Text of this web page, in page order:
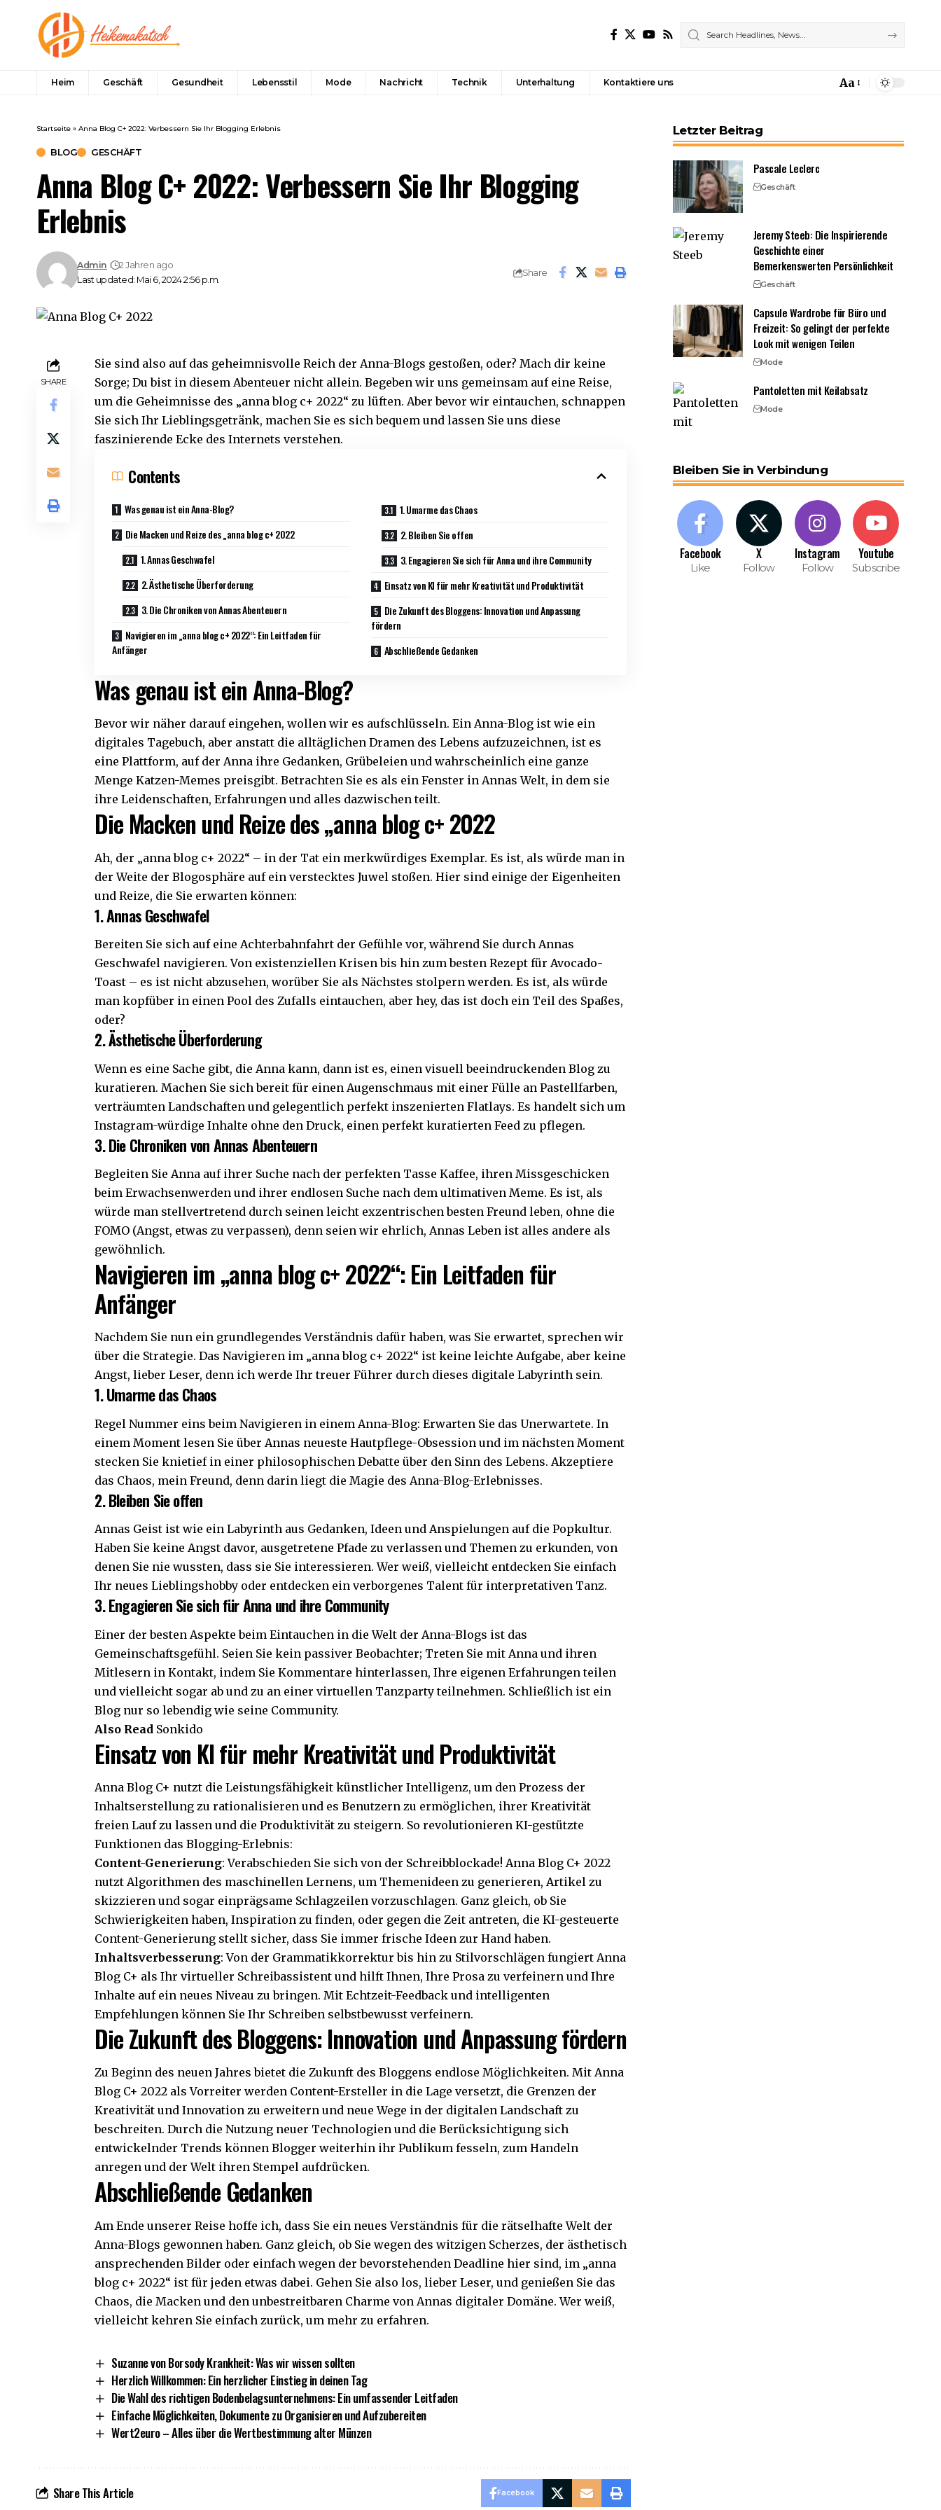
Heim Geschäft Gesundheit Lebensstil Mode Nachricht Technik Unterhaltung Kontaktiere uns
Font
Aa
Startseite » Anna Blog C+ 2022: Verbessern Sie Ihr Blogging Erlebnis
BLOG GESCHÄFT
Anna Blog C+ 2022: Verbessern Sie Ihr Blogging
Erlebnis
Last updated: Mai 6, 2024 2:56 p.m.
Admin 2 Jahren ago
Share
SHARE
Sie sind also auf das geheimnisvolle Reich der Anna-Blogs gestoßen, oder? Mach dir keine
Sorge; Du bist in diesem Abenteuer nicht allein. Begeben wir uns gemeinsam auf eine Reise,
um die Geheimnisse des „anna blog c+ 2022“ zu lüften. Aber bevor wir eintauchen, schnappen
Sie sich Ihr Lieblingsgetränk, machen Sie es sich bequem und lassen Sie uns diese
faszinierende Ecke des Internets verstehen.
Contents
Was genau ist ein Anna-Blog?
Die Macken und Reize des „anna blog c+ 2022
1. Annas Geschwafel
2. Ästhetische Überforderung
3. Die Chroniken von Annas Abenteuern
Navigieren im „anna blog c+ 2022“: Ein Leitfaden für
Anfänger
1. Umarme das Chaos
2. Bleiben Sie offen
3. Engagieren Sie sich für Anna und ihre Community
Einsatz von KI für mehr Kreativität und Produktivität
Die Zukunft des Bloggens: Innovation und Anpassung
fördern
Abschließende Gedanken
Was genau ist ein Anna-Blog?
Bevor wir näher darauf eingehen, wollen wir es aufschlüsseln. Ein Anna-Blog ist wie ein
digitales Tagebuch, aber anstatt die alltäglichen Dramen des Lebens aufzuzeichnen, ist es
eine Plattform, auf der Anna ihre Gedanken, Grübeleien und wahrscheinlich eine ganze
Menge Katzen-Memes preisgibt. Betrachten Sie es als ein Fenster in Annas Welt, in dem sie
ihre Leidenschaften, Erfahrungen und alles dazwischen teilt.
Die Macken und Reize des „anna blog c+ 2022
Ah, der „anna blog c+ 2022“ – in der Tat ein merkwürdiges Exemplar. Es ist, als würde man in
der Weite der Blogosphäre auf ein verstecktes Juwel stoßen. Hier sind einige der Eigenheiten
und Reize, die Sie erwarten können:
1. Annas Geschwafel
Bereiten Sie sich auf eine Achterbahnfahrt der Gefühle vor, während Sie durch Annas
Geschwafel navigieren. Von existenziellen Krisen bis hin zum besten Rezept für Avocado-
Toast – es ist nicht abzusehen, worüber Sie als Nächstes stolpern werden. Es ist, als würde
man kopfüber in einen Pool des Zufalls eintauchen, aber hey, das ist doch ein Teil des Spaßes,
oder?
2. Ästhetische Überforderung
Wenn es eine Sache gibt, die Anna kann, dann ist es, einen visuell beeindruckenden Blog zu
kuratieren. Machen Sie sich bereit für einen Augenschmaus mit einer Fülle an Pastellfarben,
verträumten Landschaften und gelegentlich perfekt inszenierten Flatlays. Es handelt sich um
Instagram-würdige Inhalte ohne den Druck, einen perfekt kuratierten Feed zu pflegen.
3. Die Chroniken von Annas Abenteuern
Begleiten Sie Anna auf ihrer Suche nach der perfekten Tasse Kaffee, ihren Missgeschicken
beim Erwachsenwerden und ihrer endlosen Suche nach dem ultimativen Meme. Es ist, als
würde man stellvertretend durch seinen leicht exzentrischen besten Freund leben, ohne die
FOMO (Angst, etwas zu verpassen), denn seien wir ehrlich, Annas Leben ist alles andere als
gewöhnlich.
Navigieren im „anna blog c+ 2022“: Ein Leitfaden für
Anfänger
Nachdem Sie nun ein grundlegendes Verständnis dafür haben, was Sie erwartet, sprechen wir
über die Strategie. Das Navigieren im „anna blog c+ 2022“ ist keine leichte Aufgabe, aber keine
Angst, lieber Leser, denn ich werde Ihr treuer Führer durch dieses digitale Labyrinth sein.
1. Umarme das Chaos
Regel Nummer eins beim Navigieren in einem Anna-Blog: Erwarten Sie das Unerwartete. In
einem Moment lesen Sie über Annas neueste Hautpflege-Obsession und im nächsten Moment
stecken Sie knietief in einer philosophischen Debatte über den Sinn des Lebens. Akzeptiere
das Chaos, mein Freund, denn darin liegt die Magie des Anna-Blog-Erlebnisses.
2. Bleiben Sie offen
Annas Geist ist wie ein Labyrinth aus Gedanken, Ideen und Anspielungen auf die Popkultur.
Haben Sie keine Angst davor, ausgetretene Pfade zu verlassen und Themen zu erkunden, von
denen Sie nie wussten, dass sie Sie interessieren. Wer weiß, vielleicht entdecken Sie einfach
Ihr neues Lieblingshobby oder entdecken ein verborgenes Talent für interpretativen Tanz.
3. Engagieren Sie sich für Anna und ihre Community
Einer der besten Aspekte beim Eintauchen in die Welt der Anna-Blogs ist das
Gemeinschaftsgefühl. Seien Sie kein passiver Beobachter; Treten Sie mit Anna und ihren
Mitlesern in Kontakt, indem Sie Kommentare hinterlassen, Ihre eigenen Erfahrungen teilen
und vielleicht sogar ab und zu an einer virtuellen Tanzparty teilnehmen. Schließlich ist ein
Blog nur so lebendig wie seine Community.
Also Read Sonkido
Einsatz von KI für mehr Kreativität und Produktivität
Anna Blog C+ nutzt die Leistungsfähigkeit künstlicher Intelligenz, um den Prozess der
Inhaltserstellung zu rationalisieren und es Benutzern zu ermöglichen, ihrer Kreativität
freien Lauf zu lassen und die Produktivität zu steigern. So revolutionieren KI-gestützte
Funktionen das Blogging-Erlebnis:
Content-Generierung: Verabschieden Sie sich von der Schreibblockade! Anna Blog C+ 2022
nutzt Algorithmen des maschinellen Lernens, um Themenideen zu generieren, Artikel zu
skizzieren und sogar einprägsame Schlagzeilen vorzuschlagen. Ganz gleich, ob Sie
Schwierigkeiten haben, Inspiration zu finden, oder gegen die Zeit antreten, die KI-gesteuerte
Content-Generierung stellt sicher, dass Sie immer frische Ideen zur Hand haben.
Inhaltsverbesserung: Von der Grammatikkorrektur bis hin zu Stilvorschlägen fungiert Anna
Blog C+ als Ihr virtueller Schreibassistent und hilft Ihnen, Ihre Prosa zu verfeinern und Ihre
Inhalte auf ein neues Niveau zu bringen. Mit Echtzeit-Feedback und intelligenten
Empfehlungen können Sie Ihr Schreiben selbstbewusst verfeinern.
Die Zukunft des Bloggens: Innovation und Anpassung fördern
Zu Beginn des neuen Jahres bietet die Zukunft des Bloggens endlose Möglichkeiten. Mit Anna
Blog C+ 2022 als Vorreiter werden Content-Ersteller in die Lage versetzt, die Grenzen der
Kreativität und Innovation zu erweitern und neue Wege in der digitalen Landschaft zu
beschreiten. Durch die Nutzung neuer Technologien und die Berücksichtigung sich
entwickelnder Trends können Blogger weiterhin ihr Publikum fesseln, zum Handeln
anregen und der Welt ihren Stempel aufdrücken.
Abschließende Gedanken
Am Ende unserer Reise hoffe ich, dass Sie ein neues Verständnis für die rätselhafte Welt der
Anna-Blogs gewonnen haben. Ganz gleich, ob Sie wegen des witzigen Scherzes, der ästhetisch
ansprechenden Bilder oder einfach wegen der bevorstehenden Deadline hier sind, im „anna
blog c+ 2022“ ist für jeden etwas dabei. Gehen Sie also los, lieber Leser, und genießen Sie das
Chaos, die Macken und den unbestreitbaren Charme von Annas digitaler Domäne. Wer weiß,
vielleicht kehren Sie einfach zurück, um mehr zu erfahren.
Suzanne von Borsody Krankheit: Was wir wissen sollten
Herzlich Willkommen: Ein herzlicher Einstieg in deinen Tag
Die Wahl des richtigen Bodenbelagsunternehmens: Ein umfassender Leitfaden
Einfache Möglichkeiten, Dokumente zu Organisieren und Aufzubereiten
Wert2euro – Alles über die Wertbestimmung alter Münzen
Share This Article Facebook
Letzter Beitrag
Pascale Leclerc
Geschäft
Jeremy Steeb: Die Inspirierende
Geschichte einer
Bemerkenswerten Persönlichkeit
Geschäft
Capsule Wardrobe für Büro und
Freizeit: So gelingt der perfekte
Look mit wenigen Teilen
Mode
Pantoletten mit Keilabsatz
Mode
Bleiben Sie in Verbindung
Facebook
Like
X
Follow
Instagram
Follow
Youtube
Subscribe